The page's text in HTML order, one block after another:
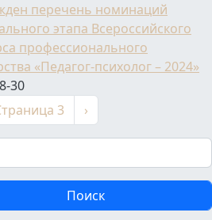
перечень номинаций
этапа Всероссийского
профессионального
«Педагог-психолог – 2024»
30
страниц
3 Следующая
›